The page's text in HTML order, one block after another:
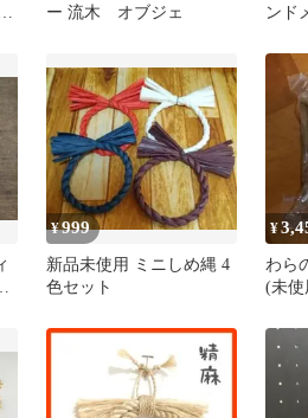
ー 流木 オブジェ
ンド
¥999
新品未使用 ミニしめ縄 4
色セット
¥
わら
(未使